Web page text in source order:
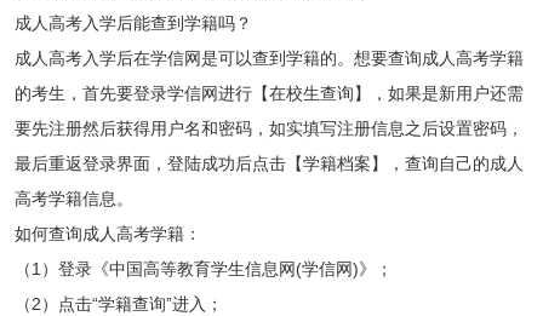
成人高考入学后能查到学籍吗？
成人高考入学后在学信网是可以查到学籍的。想要查询成人高考学籍
的考生，首先要登录学信网进行【在校生查询】，如果是新用户还需
要先注册然后获得用户名和密码，如实填写注册信息之后设置密码，
最后重返登录界面，登陆成功后点击【学籍档案】，查询自己的成人
高考学籍信息。
如何查询成人高考学籍：
（1）登录《中国高等教育学生信息网(学信网)》；
（2）点击“学籍查询”进入；